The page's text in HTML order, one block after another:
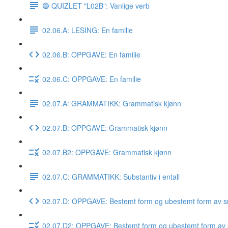
🔵 QUIZLET "L02B": Vanlige verb
02.06.A: LESING: En familie
02.06.B: OPPGAVE: En familie
02.06.C: OPPGAVE: En familie
02.07.A: GRAMMATIKK: Grammatisk kjønn
02.07.B: OPPGAVE: Grammatisk kjønn
02.07.B2: OPPGAVE: Grammatisk kjønn
02.07.C: GRAMMATIKK: Substantiv i entall
02.07.D: OPPGAVE: Bestemt form og ubestemt form av
02.07.D2: OPPGAVE: Bestemt form og ubestemt form av